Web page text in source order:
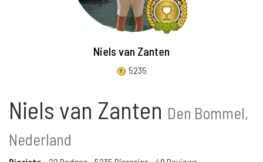
Niels van Zanten
5235
Niels van Zanten Den Bommel,
Nederland